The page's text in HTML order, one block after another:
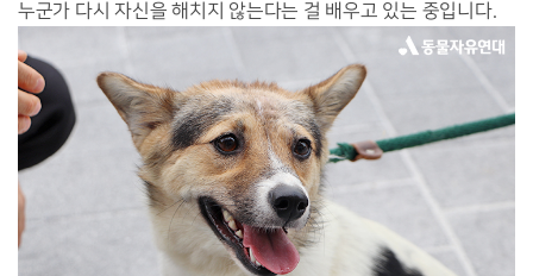
누군가 다시 자신을 해치지 않는다는 걸 배우고 있는 중입니다.